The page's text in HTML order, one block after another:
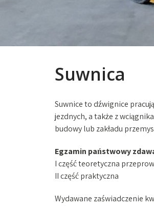
Suwnica
Suwnice to dźwignice
jezdnych, a także z
budowy lub zakładu
Egzamin państwowy
I część teoretyczna
II część praktyczna
Wydawane zaświadczenie